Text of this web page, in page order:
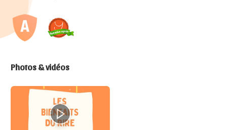
Photos & vidéos